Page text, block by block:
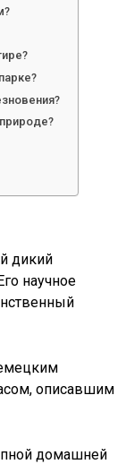
дикий
научное
описавшим
домашней